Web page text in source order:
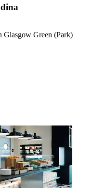
Glasgow Green (Park)